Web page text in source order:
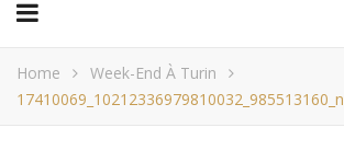
Home
Week-End À Turin
17410069_10212336979810032_985513160_n